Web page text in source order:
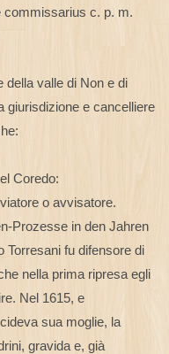
commissarius c. p. m.
della valle di Non e di
giurisdizione e cancelliere
Coredo:
o avvisatore.
Prozesse in den Jahren
Torresani fu difensore di
nella prima ripresa egli
Nel 1615, e
sua moglie, la
gravida e, già